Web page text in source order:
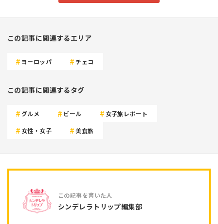
この記事に関連するエリア
ヨーロッパ チェコ
この記事に関連するタグ
グルメ ビール 女子旅レポート
女性・女子 美食旅
シンデレラトリップ編集部